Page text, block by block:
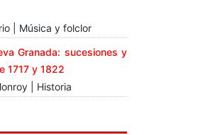
| Música y folclor
Granada: sucesiones y
1717 y 1822
| Historia